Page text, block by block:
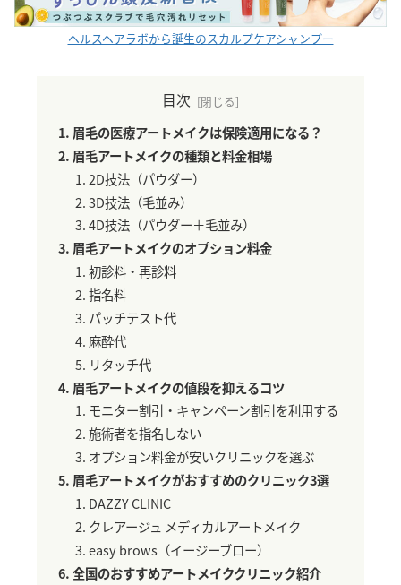
ヘルスヘアラボから誕生のスカルプケアシャンプー
目次
眉毛の医療アートメイクは保険適用になる？
眉毛アートメイクの種類と料金相場
2D技法（パウダー）
3D技法（毛並み）
4D技法（パウダー＋毛並み）
眉毛アートメイクのオプション料金
初診料・再診料
指名料
パッチテスト代
麻酔代
リタッチ代
眉毛アートメイクの値段を抑えるコツ
モニター割引・キャンペーン割引を利用する
施術者を指名しない
オプション料金が安いクリニックを選ぶ
眉毛アートメイクがおすすめのクリニック3選
DAZZY CLINIC
クレアージュ メディカルアートメイク
easy brows（イージーブロー）
全国のおすすめアートメイククリニック紹介